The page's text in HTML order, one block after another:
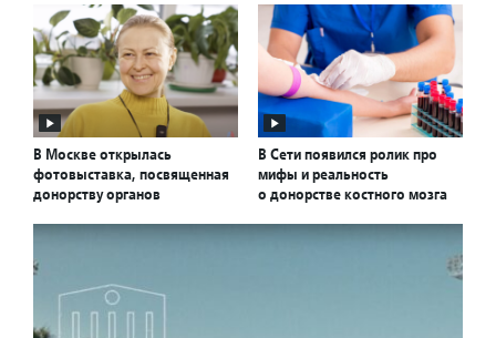
В Москве открылась
фотовыставка, посвященная
донорству органов
В Сети появился ролик про
мифы и реальность
о донорстве костного мозга